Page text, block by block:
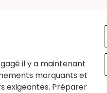
il y a maintenant
marquants et
exigeantes. Préparer